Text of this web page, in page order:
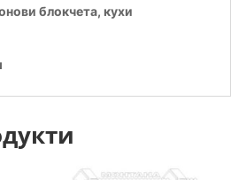
блокчета, кухи